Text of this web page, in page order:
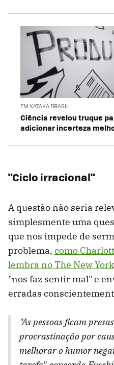
EM XATAKA BRASIL
Ciência revelou truque
adicionar incerteza
"Ciclo irracional"
A questão não seria
simplesmente uma
que nos impede de
problema, como
lembra no The New
"nos faz sentir mal" e
erradas
"As pessoas ficam
procrastinação por
melhorar o humor